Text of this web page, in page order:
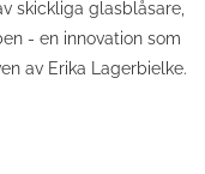
skickliga glasblåsare,
- en innovation som
av Erika Lagerbielke.